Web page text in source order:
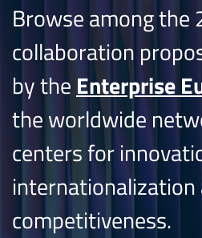
Browse among the
collaboration
by the Enterprise
the worldwide
centers for
internationalization
competitiveness.